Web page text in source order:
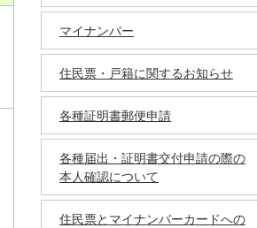
マイナンバー
住民票・戸籍に関するお知らせ
各種証明書郵便申請
各種届出・証明書交付申請の際の
本人確認について
住民票とマイナンバーカードへの